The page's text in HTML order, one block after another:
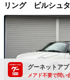
リング ビルシュ
ーナーセンサー
トヒーター パド
グーネットアプ
メアド不要で問い